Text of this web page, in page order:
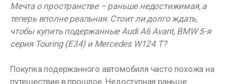
Мечта о пространстве – раньше недостижимая, а
теперь вполне реальная. Стоит ли долго ждать,
чтобы купить подержанные Audi A6 Avant, BMW 5-я
серия Touring (E34) и Mercedes W124 T?
Покупка подержанного автомобиля часто похожа на
путешествие в прошлое. Недоступная раньше